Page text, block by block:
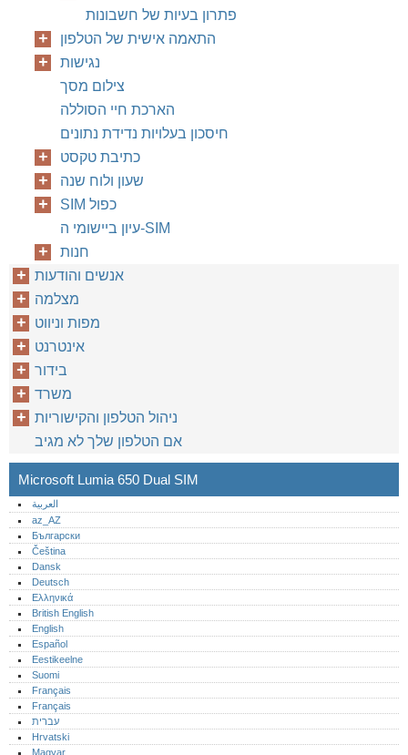
פתרון בעיות של חשבונות
התאמה אישית של הטלפון
נגישות
צילום מסך
הארכת חיי הסוללה
חיסכון בעלויות נדידת נתונים
כתיבת טקסט
שעון ולוח שנה
SIM כפול
עיון ביישומי ה-SIM
חנות
אנשים והודעות
מצלמה
מפות וניווט
אינטרנט
בידור
משרד
‏‫ניהול הטלפון והקישוריות
אם הטלפון שלך לא מגיב
Microsoft Lumia 650 Dual SIM
العربية
az_AZ
Български
Čeština
Dansk
Deutsch
Ελληνικά
British English
English
Español
Eestikeelne
Suomi
Français
Français
עברית
Hrvatski
Magyar